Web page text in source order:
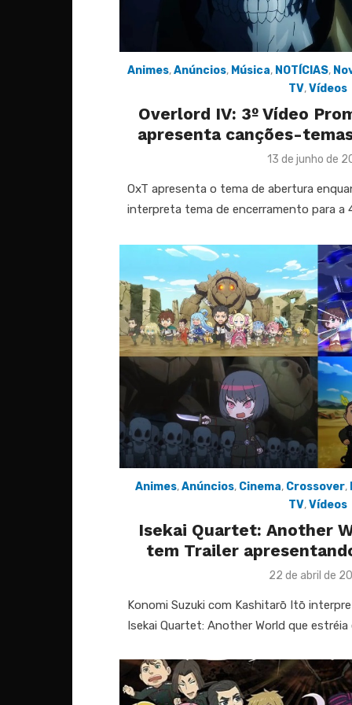
Animes,Anúncios, Música, NOTÍCIAS,
TV,Vídeos
Overlord IV: 3º Vídeo
apresenta canções-
Posted
13 de junho de
OxT apresenta o tema de abertura
interpreta tema de encerramento para a
Animes,Anúncios, Cinema, Crossover,
TV,Vídeos
Isekai Quartet: Another
tem Trailer
Posted
22 de abril de
Konomi Suzuki com Kashitarō Itō
Isekai Quartet: Another World que estréia